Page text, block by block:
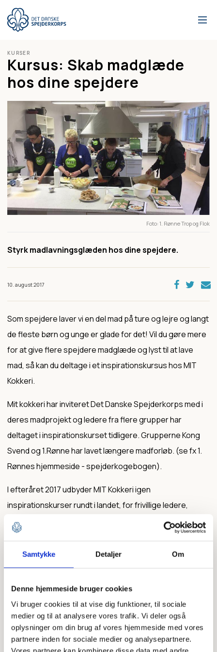
Samtykke Detaljer Om
Denne hjemmeside bruger cookies
Vi bruger cookies til at vise dig funktioner, til sociale
medier og til at analysere vores trafik. Vi deler også
oplysninger om din brug af vores hjemmeside med vores
partnere inden for sociale medier og analysepartnere.
hovedindhold
KURSER
Kursus: Skab madglæde
hos dine spejdere
Foto 1. Rønne Trop og Flok
Styrk madlavningsglæden hos dine spejdere.
10. august 2017
Som spejdere laver vi en del mad på ture og lejre og langt
de fleste børn og unge er glade for det! Vil du gøre mere
for at give flere spejdere madglæde og lyst til at lave
mad, så kan du deltage i et inspirationskursus hos MIT
Kokkeri.
Mit kokkeri har inviteret Det Danske Spejderkorps med i
deres madprojekt og ledere fra flere grupper har
deltaget i inspirationskurset tidligere. Grupperne Kong
Svend og 1.Rønne har lavet længere madforløb. (se fx 1.
Rønnes hjemmeside - spejderkogebogen).
I efteråret 2017 udbyder MIT Kokkeri igen
inspirationskurser rundt i landet, for frivillige ledere,
pædagoger og andre der laver mad med børn:
· København, Nørre Fælled skole, tirsdag den 12.
september, kl. 16-21
· Odense, Sct. Hans Skole, fredag den 27. september, kl.
16-2